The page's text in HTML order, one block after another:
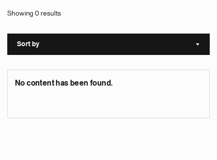
Showing 0 results
Sort by Sort
No content has been found.